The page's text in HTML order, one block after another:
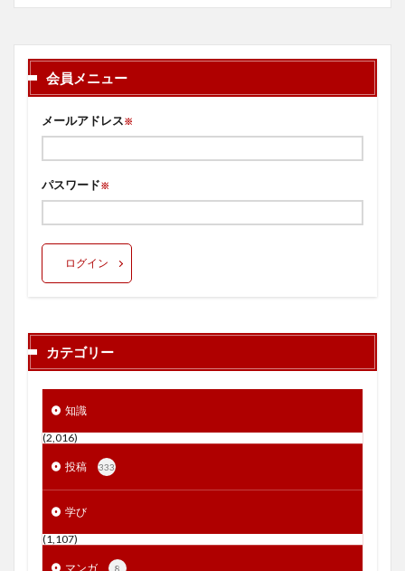
会員メニュー
メールアドレス※
パスワード※
ログイン
カテゴリー
知識
(2,016)
投稿 333
学び
(1,107)
マンガ 8